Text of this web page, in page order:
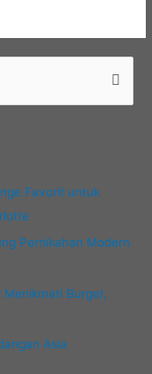
Favorit untuk
Pernikahan Modern
Menikmati Burger,
Asia